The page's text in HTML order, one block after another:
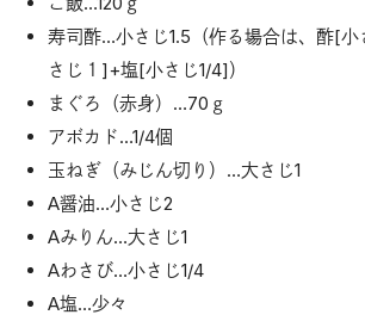
寿司酢…小さじ1.5（作る場合は、酢[
さじ１]+塩[小さじ1/4]）
まぐろ（赤身）…70ｇ
アボカド…1/4個
玉ねぎ（みじん切り）…大さじ1
A醤油…小さじ2
Aみりん…大さじ1
Aわさび…小さじ1/4
A塩…少々